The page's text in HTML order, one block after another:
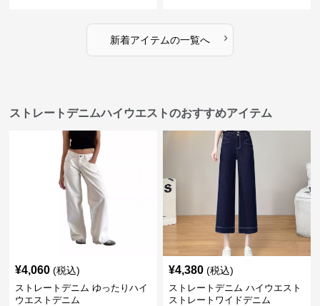
新着アイテムの一覧へ ›
ストレートデニムハイウエストのおすすめアイテム
¥4,060 (税込)
ストレートデニム ゆったりハイ
ウエストデニム
¥4,380 (税込)
ストレートデニム ハイウエスト
ストレートワイドデニム